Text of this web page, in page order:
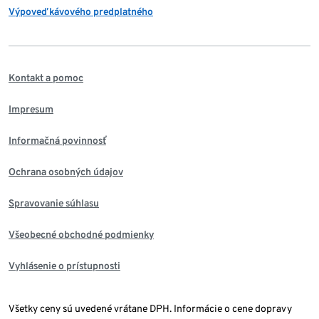
Výpoveď kávového predplatného
Kontakt a pomoc
Impresum
Informačná povinnosť
Ochrana osobných údajov
Spravovanie súhlasu
Všeobecné obchodné podmienky
Vyhlásenie o prístupnosti
Všetky ceny sú uvedené vrátane DPH. Informácie o cene dopravy